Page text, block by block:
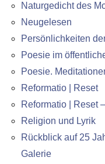
Naturgedicht des
Neugelesen
Persönlichkeiten
Poesie im
Poesie.
Reformatio | Reset
Reformatio | Reset
Religion und Lyrik
Rückblick auf 25
Galerie